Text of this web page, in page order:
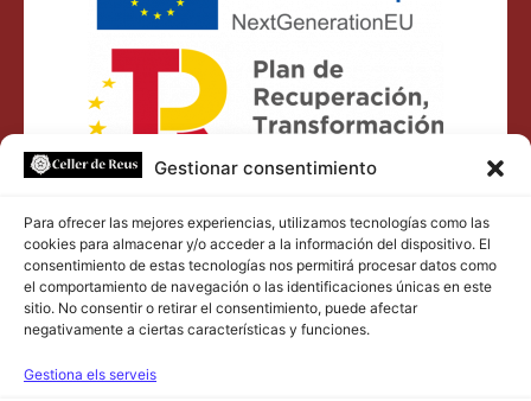
Gestionar consentimiento
Para ofrecer las mejores experiencias, utilizamos tecnologías como las
cookies para almacenar y/o acceder a la información del dispositivo. El
consentimiento de estas tecnologías nos permitirá procesar datos como
el comportamiento de navegación o las identificaciones únicas en este
sitio. No consentir o retirar el consentimiento, puede afectar
negativamente a ciertas características y funciones.
Gestiona els serveis
Aviso legal
Política de privacidad
Política de cookies